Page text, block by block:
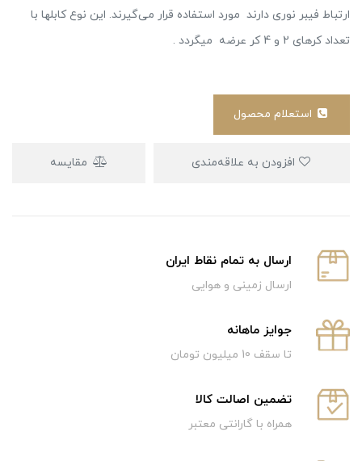
ارتباط فیبر نوری دارند مورد استفاده قرار می‌گیرند. این نوع کابلها با
تعداد کرهای 2 و 4 کر عرضه میگردد .
مقایسه
ارسال به تمام نقاط ایران
ارسال زمینی و هوایی
جوایز ماهانه
تا سقف 10 میلیون تومان
تضمین اصالت کالا
همراه با گارانتی معتبر